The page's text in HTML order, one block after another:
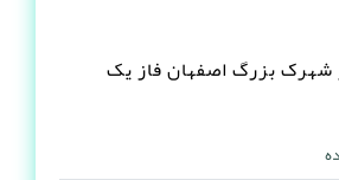
بزرگ اصفهان فاز یک